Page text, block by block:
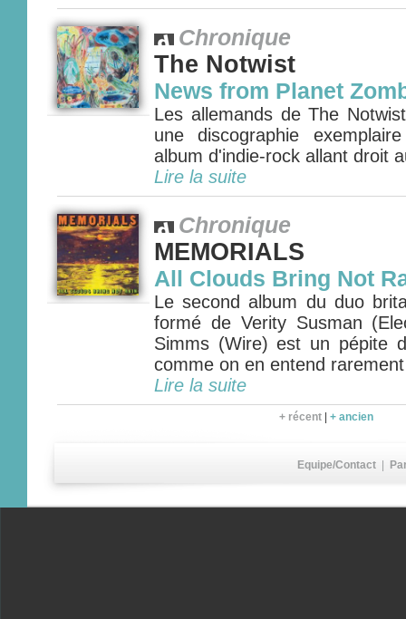
Chronique
The Notwist
News from Planet
Les allemands de The
une discographie
album d'indie-rock allant droit
Lire la suite
Chronique
MEMORIALS
All Clouds Bring Not
Le second album du duo
formé de Verity Susman
Simms (Wire) est un pépite
comme on en entend
Lire la suite
+ récent + ancien
Equipe/Contact